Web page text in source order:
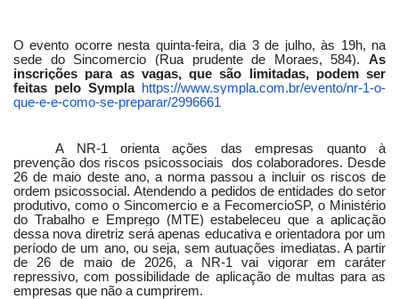
O evento ocorre nesta quinta-feira, dia 3 de julho, às 19h, na
sede do Sincomercio (Rua prudente de Moraes, 584). As
inscrições para as vagas, que são limitadas, podem ser
feitas pelo Sympla https://www.sympla.com.br/evento/nr-1-o-
que-e-e-como-se-preparar/2996661
A NR-1 orienta ações das empresas quanto à
prevenção dos riscos psicossociais dos colaboradores. Desde
26 de maio deste ano, a norma passou a incluir os riscos de
ordem psicossocial. Atendendo a pedidos de entidades do setor
produtivo, como o Sincomercio e a FecomercioSP, o Ministério
do Trabalho e Emprego (MTE) estabeleceu que a aplicação
dessa nova diretriz será apenas educativa e orientadora por um
período de um ano, ou seja, sem autuações imediatas. A partir
de 26 de maio de 2026, a NR-1 vai vigorar em caráter
repressivo, com possibilidade de aplicação de multas para as
empresas que não a cumprirem.